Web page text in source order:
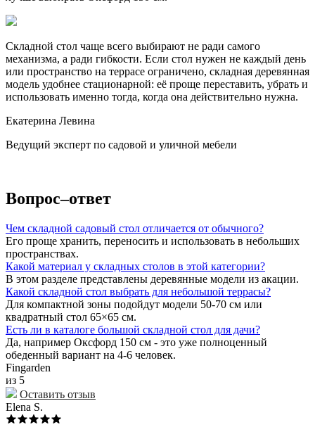
Складной стол чаще всего выбирают не ради самого
механизма, а ради гибкости. Если стол нужен не каждый день
или пространство на террасе ограничено, складная деревянная
модель удобнее стационарной: её проще переставить, убрать и
использовать именно тогда, когда она действительно нужна.
Екатерина Левина
Ведущий эксперт по садовой и уличной мебели
Вопрос–ответ
Чем складной садовый стол отличается от обычного?
Его проще хранить, переносить и использовать в небольших
пространствах.
Какой материал у складных столов в этой категории?
В этом разделе представлены деревянные модели из акации.
Какой складной стол выбрать для небольшой террасы?
Для компактной зоны подойдут модели 50-70 см или
квадратный стол 65×65 см.
Есть ли в каталоге большой складной стол для дачи?
Да, например Оксфорд 150 см - это уже полноценный
обеденный вариант на 4-6 человек.
Fingarden
из 5
Оставить отзыв
Elena S.